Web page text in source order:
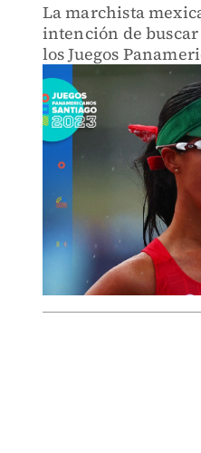
La marchista
intención de
los Juegos